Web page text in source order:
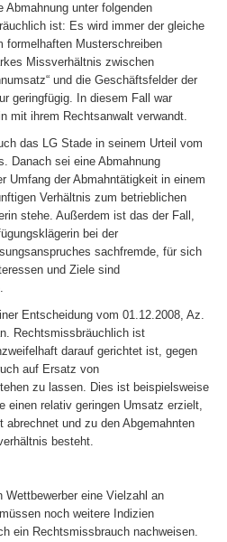
Abmahnung unter folgenden
ist: Es wird immer der gleiche
formelhaften Musterschreiben
Missverhältnis zwischen
und die Geschäftsfelder der
geringfügig. In diesem Fall war
mit ihrem Rechtsanwalt verwandt.
das LG Stade in seinem Urteil vom
Danach sei eine Abmahnung
Umfang der Abmahntätigkeit in einem
Verhältnis zum betrieblichen
stehe. Außerdem ist das der Fall,
bei der
sachfremde, für sich
und Ziele sind
Entscheidung vom 01.12.2008, Az.
Rechtsmissbräuchlich ist
darauf gerichtet ist, gegen
auf Ersatz von
zu lassen. Dies ist beispielsweise
einen relativ geringen Umsatz erzielt,
abrechnet und zu den Abgemahnten
besteht.
Wettbewerber eine Vielzahl an
noch weitere Indizien
ein Rechtsmissbrauch nachweisen.